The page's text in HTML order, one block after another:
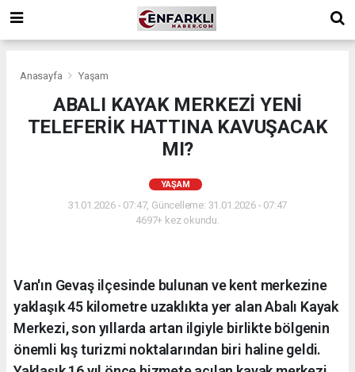
Anasayfa Yaşam
ABALI KAYAK MERKEZİ YENİ
TELEFERİK HATTINA KAVUŞACAK
MI?
YAŞAM
31.01.2026 - 07:47, Güncelleme: 31.01.2026 - 07:47
4697+ kez okundu.
Van'ın Gevaş ilçesinde bulunan ve kent merkezine
yaklaşık 45 kilometre uzaklıkta yer alan Abalı Kayak
Merkezi, son yıllarda artan ilgiyle birlikte bölgenin
önemli kış turizmi noktalarından biri haline geldi.